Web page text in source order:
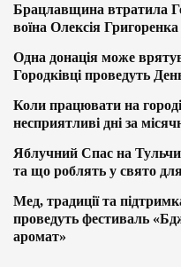
Брацлавщина втратила
воїна Олексія Григоренка
Одна донація може
Городківці проведуть
Коли працювати на
несприятливі дні за
Яблучний Спас на
та що роблять у свято для
Мед, традиції та
проведуть фестиваль
аромат»